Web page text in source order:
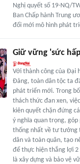
Nghị quyết số 19-NQ/
Ban Chấp hành Trung
đổi mới mô hình phát
Giữ vững 'sức
Với thành công của Đại
Đảng, toàn dân tộc ta
phát triển mới. Trong
thách thức đan xen,
kiên quyết chặn đứng
ý nghĩa quan trọng, góp
thống nhất về tư tưởng
dân và toàn quân, tạo
để thực hiện thắng lợi
là xây dựng và bảo vệ